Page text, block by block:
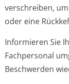
verschreiben,
oder eine
Informieren Sie
Fachpersonal
Beschwerden